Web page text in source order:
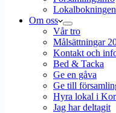
Lokalbokningen
Om oss
Vår tro
Målsättningar
Kontakt och
Bed & Tacka
Ge en gåva
Ge till
Hyra lokal i
Jag har deltagit